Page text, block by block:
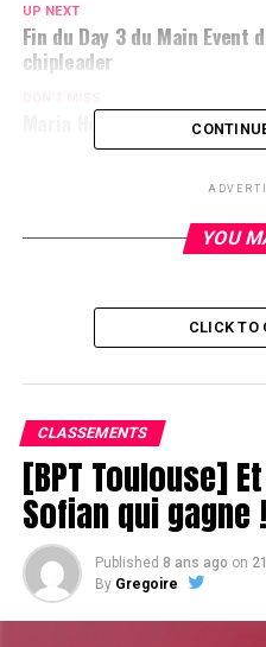
UP NEXT
Fin du Day 3 du Main Event
chipleader
Maria Ho OUT
YOU
CLICK TO
CLASSEMENTS
[BPT Toulouse]
Sofian qui gagne !
Published 8 ans ago on
By Gregoire